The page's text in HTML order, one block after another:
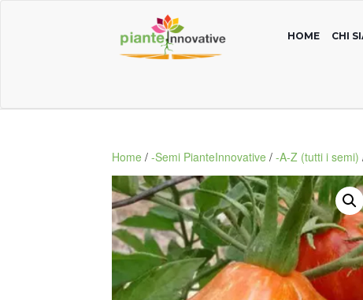
HOME CHI
Home / -Semi PianteInnovative / -A-Z (tutti i semi)